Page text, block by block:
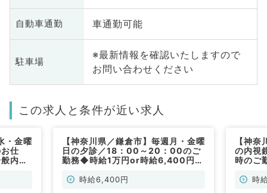
自動車通勤 車通勤可能
駐車場
※最新情報を確認いたしますので
お問い合わせください
この求人と条件が近い求人
・金曜
仕
内科
【神奈川県／鎌倉市】毎週月・金曜
日の夕診／18：00～20：00のご
勤務◆時給1万円or時給6,400円
非常勤）
時給6,400円
【神
の内視
時のご
勤）時